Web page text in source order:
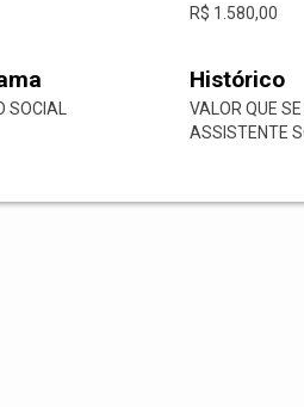
R$ 1.580,00
SOCIAL
Histórico
VALOR QUE
ASSISTENTE